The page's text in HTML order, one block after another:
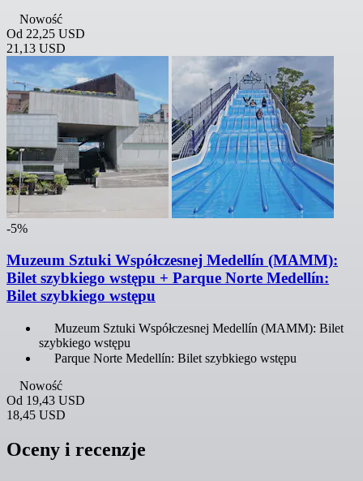
Nowość
Od 22,25 USD
21,13 USD
-5%
Muzeum Sztuki Współczesnej Medellín (MAMM):
Bilet szybkiego wstępu + Parque Norte Medellín:
Bilet szybkiego wstępu
Muzeum Sztuki Współczesnej Medellín (MAMM): Bilet
szybkiego wstępu
Parque Norte Medellín: Bilet szybkiego wstępu
Nowość
Od 19,43 USD
18,45 USD
Oceny i recenzje